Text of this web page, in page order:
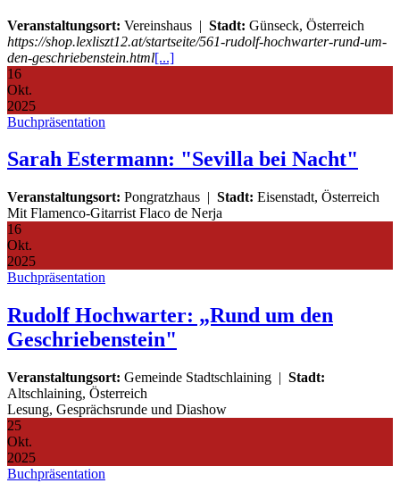
Veranstaltungsort: Vereinshaus | Stadt: Günseck, Österreich
https://shop.lexliszt12.at/startseite/561-rudolf-hochwarter-rund-um-
den-geschriebenstein.html[...]
16
Okt.
2025
Buchpräsentation
Sarah Estermann: "Sevilla bei Nacht"
Veranstaltungsort: Pongratzhaus | Stadt: Eisenstadt, Österreich
Mit Flamenco-Gitarrist Flaco de Nerja
16
Okt.
2025
Buchpräsentation
Rudolf Hochwarter: „Rund um den
Geschriebenstein"
Veranstaltungsort: Gemeinde Stadtschlaining | Stadt:
Altschlaining, Österreich
Lesung, Gesprächsrunde und Diashow
25
Okt.
2025
Buchpräsentation